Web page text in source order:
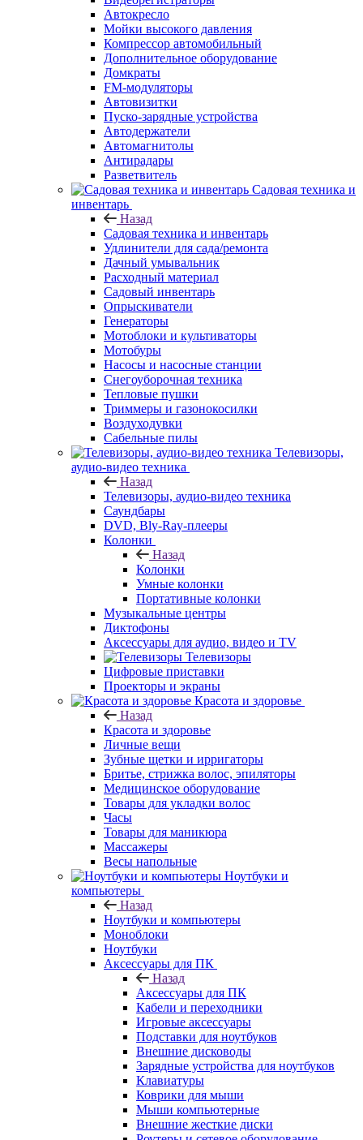
Автокресло
Мойки высокого давления
Компрессор автомобильный
Дополнительное оборудование
Домкраты
FM-модуляторы
Автовизитки
Пуско-зарядные устройства
Автодержатели
Автомагнитолы
Антирадары
Разветвитель
Садовая техника и
инвентарь
Назад
Садовая техника и инвентарь
Удлинители для сада/ремонта
Дачный умывальник
Расходный материал
Садовый инвентарь
Опрыскиватели
Генераторы
Мотоблоки и культиваторы
Мотобуры
Насосы и насосные станции
Снегоуборочная техника
Тепловые пушки
Триммеры и газонокосилки
Воздуходувки
Сабельные пилы
Телевизоры,
аудио-видео техника
Назад
Телевизоры, аудио-видео техника
Саундбары
DVD, Bly-Ray-плееры
Колонки
Назад
Колонки
Умные колонки
Портативные колонки
Музыкальные центры
Диктофоны
Аксессуары для аудио, видео и TV
Телевизоры
Цифровые приставки
Проекторы и экраны
Красота и здоровье
Назад
Красота и здоровье
Личные вещи
Зубные щетки и ирригаторы
Бритье, стрижка волос, эпиляторы
Медицинское оборудование
Товары для укладки волос
Часы
Товары для маникюра
Массажеры
Весы напольные
Ноутбуки и
компьютеры
Назад
Ноутбуки и компьютеры
Моноблоки
Ноутбуки
Аксессуары для ПК
Назад
Аксессуары для ПК
Кабели и переходники
Игровые аксессуары
Подставки для ноутбуков
Внешние дисководы
Зарядные устройства для ноутбуков
Клавиатуры
Коврики для мыши
Мыши компьютерные
Внешние жесткие диски